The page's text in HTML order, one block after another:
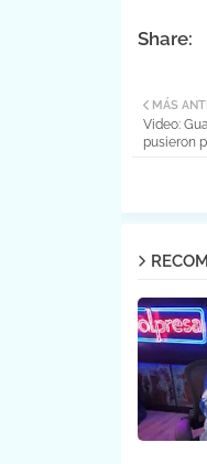
MÁS
Video:
pusieron